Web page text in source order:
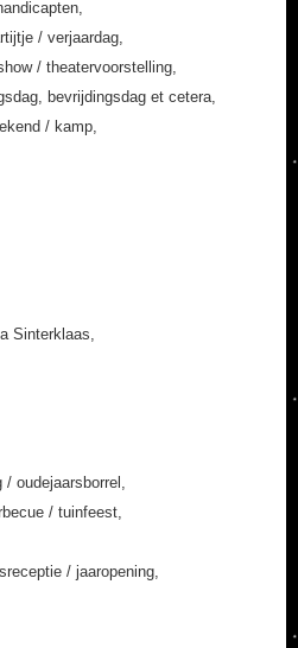
/ verjaardag,
/ theatervoorstelling,
bevrijdingsdag et cetera,
/ kamp,
Sinterklaas,
oudejaarsborrel,
/ tuinfeest,
/ jaaropening,